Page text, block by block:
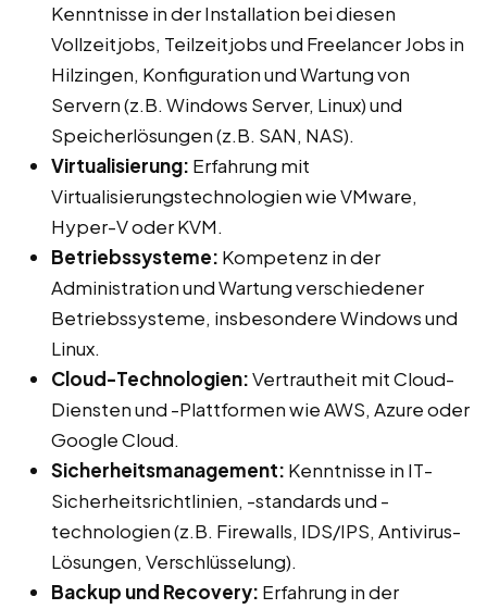
Kenntnisse in der Installation bei diesen
Vollzeitjobs, Teilzeitjobs und Freelancer Jobs in
Hilzingen, Konfiguration und Wartung von
Servern (z.B. Windows Server, Linux) und
Speicherlösungen (z.B. SAN, NAS).
Virtualisierung: Erfahrung mit
Virtualisierungstechnologien wie VMware,
Hyper-V oder KVM.
Betriebssysteme: Kompetenz in der
Administration und Wartung verschiedener
Betriebssysteme, insbesondere Windows und
Linux.
Cloud-Technologien:Vertrautheit mit Cloud-
Diensten und -Plattformen wie AWS, Azure oder
Google Cloud.
Sicherheitsmanagement: Kenntnisse in IT-
Sicherheitsrichtlinien, -standards und -
technologien (z.B. Firewalls, IDS/IPS, Antivirus-
Lösungen, Verschlüsselung).
Backup und Recovery: Erfahrung in der